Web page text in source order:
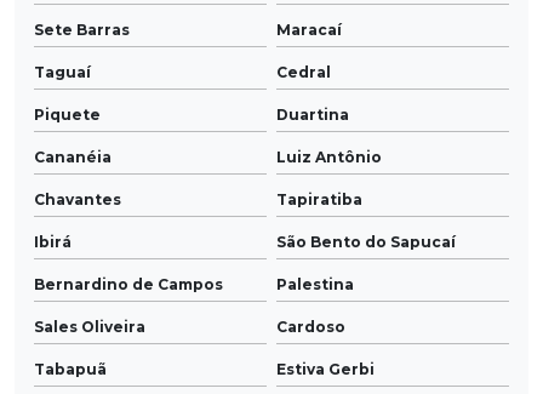
Sete Barras Maracaí
Taguaí Cedral
Piquete Duartina
Cananéia Luiz Antônio
Chavantes Tapiratiba
Ibirá São Bento do Sapucaí
Bernardino de Campos Palestina
Sales Oliveira Cardoso
Tabapuã Estiva Gerbi